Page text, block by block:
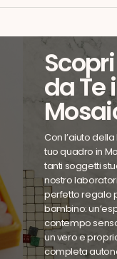
da Te
Con l’aiuto
tuo quadro in
tanti soggetti
nostro
perfetto regalo
bambino:
contempo
un vero e
completa